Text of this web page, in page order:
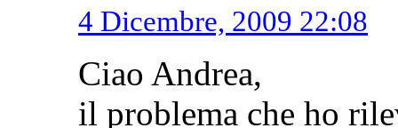
4 Dicembre, 2009 22:08
Ciao Andrea,
il problema che ho